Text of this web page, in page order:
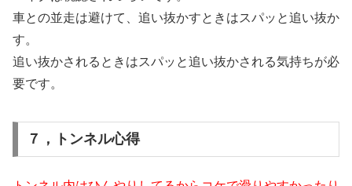
車との並走は避けて、追い抜かすときはスパッと追い抜か
す。
追い抜かされるときはスパッと追い抜かされる気持ちが必
要です。
７，トンネル心得